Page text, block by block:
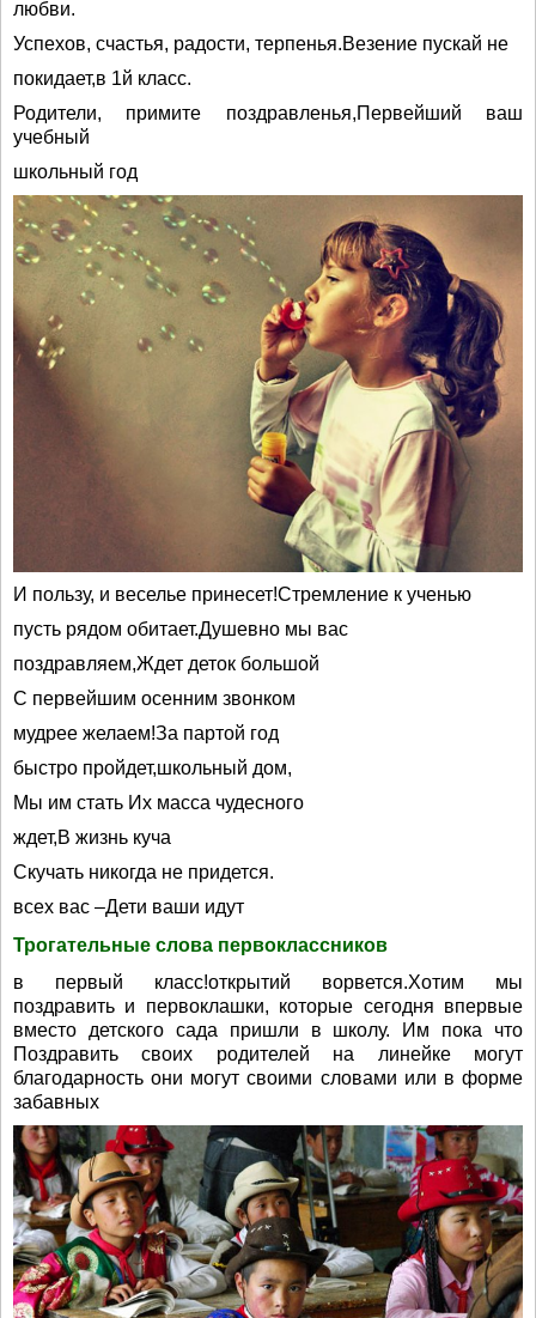
любви.
Успехов, счастья, радости, терпенья.Везение пускай не
покидает,в 1й класс.
Родители, примите поздравленья,Первейший ваш
учебный
школьный год
И пользу, и веселье принесет!Стремление к ученью
пусть рядом обитает.Душевно мы вас
поздравляем,Ждет деток большой
С первейшим осенним звонком
мудрее желаем!За партой год
быстро пройдет,школьный дом,
Мы им стать Их масса чудесного
ждет,В жизнь куча
Скучать никогда не придется.
всех вас –Дети ваши идут
Трогательные слова первоклассников
в первый класс!открытий ворвется.Хотим мы
поздравить и первоклашки, которые сегодня впервые
вместо детского сада пришли в школу. Им пока что
Поздравить своих родителей на линейке могут
благодарность они могут своими словами или в форме
забавных